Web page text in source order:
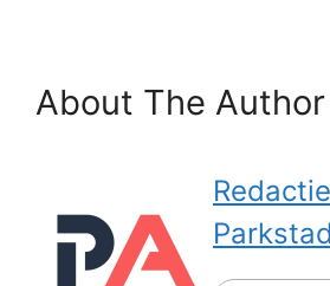
About The Author